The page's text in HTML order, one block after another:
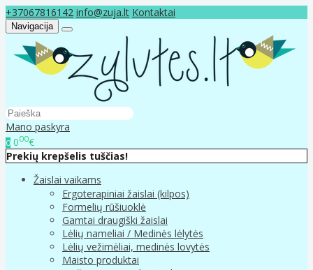
+37067816142 info@zuja.lt Kontaktai
Navigacija
Mano paskyra
0 000€
Prekių krepšelis tuščias!
Žaislai vaikams
Ergoterapiniai žaislai (kilpos)
Formelių rūšiuoklė
Gamtai draugiški žaislai
Lėlių nameliai / Medinės lėlytės
Lėlių vežimėliai, medinės lovytės
Maisto produktai